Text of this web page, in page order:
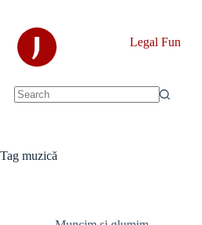
content
J Legal Fun
Tag muzică